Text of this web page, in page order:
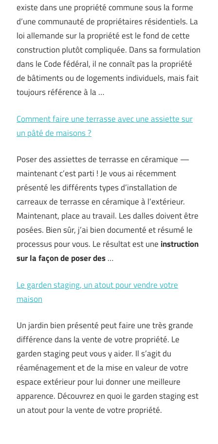
existe dans une propriété commune sous la forme
d’une communauté de propriétaires résidentiels. La
loi allemande sur la propriété est le fond de cette
construction plutôt compliquée. Dans sa formulation
dans le Code fédéral, il ne connaît pas la propriété
de bâtiments ou de logements individuels, mais fait
toujours référence à la …
Comment faire une terrasse avec une assiette sur
un pâté de maisons ?
Poser des assiettes de terrasse en céramique —
maintenant c’est parti ! Je vous ai récemment
présenté les différents types d’installation de
carreaux de terrasse en céramique à l’extérieur.
Maintenant, place au travail. Les dalles doivent être
posées. Bien sûr, j’ai bien documenté et résumé le
processus pour vous. Le résultat est une instruction
sur la façon de poser des…
Le garden staging, un atout pour vendre votre
maison
Un jardin bien présenté peut faire une très grande
différence dans la vente de votre propriété. Le
garden staging peut vous y aider. Il s’agit du
réaménagement et de la mise en valeur de votre
espace extérieur pour lui donner une meilleure
apparence. Découvrez en quoi le garden staging est
un atout pour la vente de votre propriété.